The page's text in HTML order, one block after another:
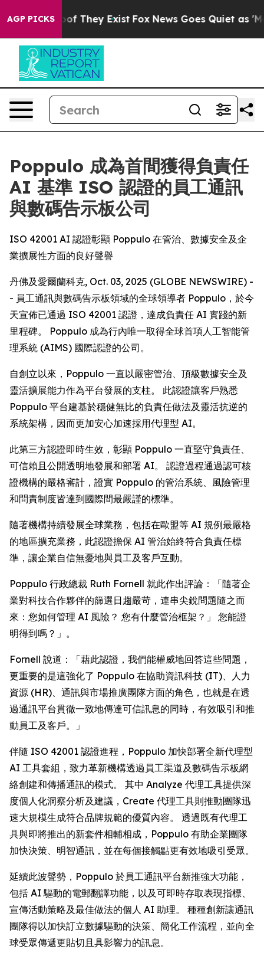
AGP PICKS
no Proof They Exist Fox News Goes Quiet as
Poppulo 成為首間獲得負責任
AI 基準 ISO 認證的員工通訊
與數碼告示板公司
ISO 42001 AI 認證彰顯 Poppulo 在管治、數據安全及企
業擴展性方面的良好聲譽
丹佛及愛爾蘭科克, Oct. 03, 2025 (GLOBE NEWSWIRE) -
- 員工通訊與數碼告示板領域的全球領導者 Poppulo，於今
天宣佈已通過 ISO 42001 認證，達成負責任 AI 實踐的新
里程碑。 Poppulo 成為行內唯一取得全球首項人工智能管
理系統 (AIMS) 國際認證的公司。
自創立以來，Poppulo 一直以嚴密管治、頂級數據安全及
靈活擴展能力作為平台發展的支柱。 此認證讓客戶熟悉
Poppulo 平台建基於穩健無比的負責任做法及靈活抗逆的
系統架構，因而更加安心加速採用代理型 AI。
此第三方認證即時生效，彰顯 Poppulo 一直堅守負責任、
可信賴且公開透明地發展和部署 AI。 認證過程通過認可核
證機構的嚴格審計，證實 Poppulo 的管治系統、風險管理
和問責制度皆達到國際間最嚴謹的標準。
隨著機構持續發展全球業務，包括在歐盟等 AI 規例最嚴格
的地區擴充業務，此認證擔保 AI 管治始終符合負責任標
準，讓企業自信無憂地與員工及客戶互動。
Poppulo 行政總裁 Ruth Fornell 就此作出評論：「隨著企
業對科技合作夥伴的篩選日趨嚴苛，連串尖銳問題隨之而
來：您如何管理 AI 風險？ 您有什麼管治框架？」 您能證
明得到嗎？」。
Fornell 說道：「藉此認證，我們能權威地回答這些問題，
更重要的是這強化了 Poppulo 在協助資訊科技 (IT)、人力
資源 (HR)、通訊與市場推廣團隊方面的角色，也就是在透
過通訊平台貫徹一致地傳達可信訊息的同時，有效吸引和推
動員工及客戶。」
伴隨 ISO 42001 認證進程，Poppulo 加快部署全新代理型
AI 工具套組，致力革新機構透過員工渠道及數碼告示板網
絡創建和傳播通訊的模式。 其中 Analyze 代理工具提供深
度個人化洞察分析及建議， Create 代理工具則推動團隊迅
速大規模生成符合品牌規範的優質內容。 透過既有代理工
具與即將推出的新套件相輔相成，Poppulo 有助企業團隊
加快決策、明智通訊，並在每個接觸點更有效地吸引受眾。
延續此波聲勢，Poppulo 於員工通訊平台新推強大功能，
包括 AI 驅動的電郵翻譯功能，以及可即時存取表現指標、
宣傳活動策略及最佳做法的個人 AI 助理。 種種創新讓通訊
團隊得以加快訂立數據驅動的決策、簡化工作流程，並向全
球受眾傳遞更貼切且具影響力的訊息。